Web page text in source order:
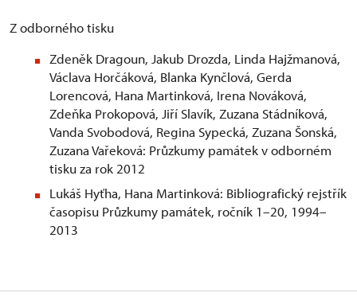
Z odborného tisku
Zdeněk Dragoun, Jakub Drozda, Linda Hajžmanová,
Václava Horčáková, Blanka Kynčlová, Gerda
Lorencová, Hana Martinková, Irena Nováková,
Zdeňka Prokopová, Jiří Slavík, Zuzana Stádníková,
Vanda Svobodová, Regina Sypecká, Zuzana Šonská,
Zuzana Vařeková: Průzkumy památek v odborném
tisku za rok 2012
Lukáš Hyťha, Hana Martinková: Bibliografický rejstřík
časopisu Průzkumy památek, ročník 1–20, 1994–
2013